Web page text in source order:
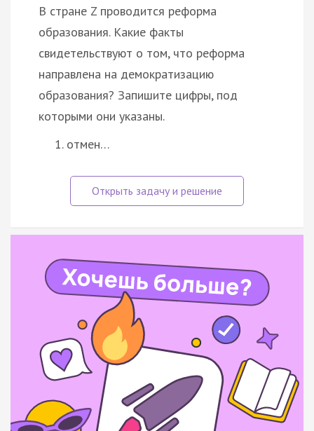
В стране Z проводится реформа
образования. Какие факты
свидетельствуют о том, что реформа
направлена на демократизацию
образования? Запишите цифры, под
которыми они указаны.
отмен…